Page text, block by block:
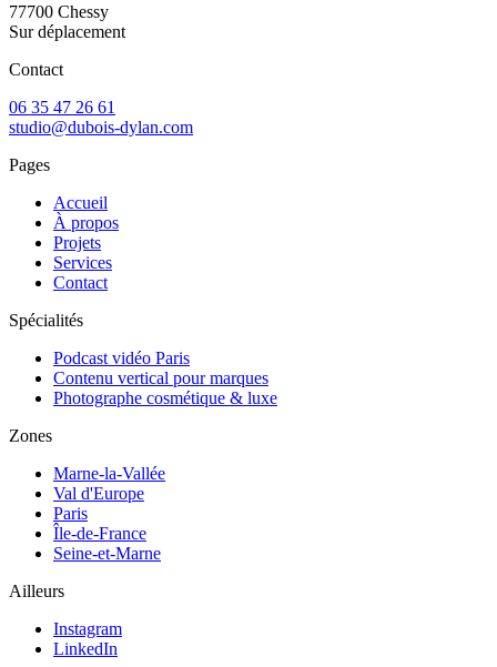
77700 Chessy
Sur déplacement
Contact
06 35 47 26 61
studio@dubois-dylan.com
Pages
Accueil
À propos
Projets
Services
Contact
Spécialités
Podcast vidéo Paris
Contenu vertical pour marques
Photographe cosmétique & luxe
Zones
Marne-la-Vallée
Val d'Europe
Paris
Île-de-France
Seine-et-Marne
Ailleurs
Instagram
LinkedIn